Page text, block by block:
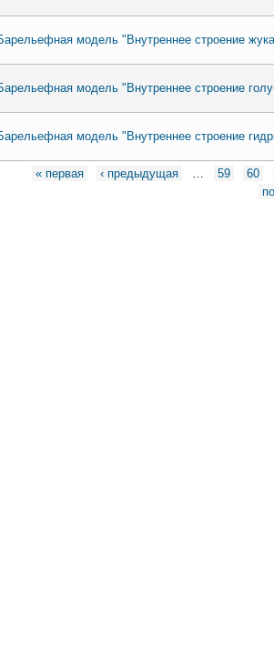
модель "Внутреннее строение
модель "Внутреннее строение
модель "Внутреннее строение
Страницы
« первая ‹ предыдущая … 59 60